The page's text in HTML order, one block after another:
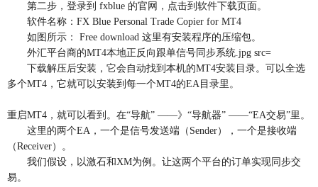
第二步，登录到 fxblue 的官网，点击到软件下载页面。
软件名称：FX Blue Personal Trade Copier for MT4
如图所示： Free download 这里有安装程序的压缩包。
外汇平台商的MT4本地正反向跟单信号同步系统.jpg src=
下载解压后安装，它会自动找到本机的MT4安装目录。可以全选
多个MT4，它就可以安装到每一个MT4的EA目录里。
重启MT4，就可以看到。在“导航” ——》“导航器” ——“EA交易”里。
这里的两个EA，一个是信号发送端（Sender），一个是接收端
（Receiver）。
我们假设，以激石和XM为例。让这两个平台的订单实现同步交
易。